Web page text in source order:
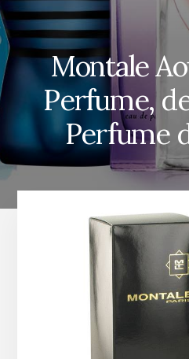
Montale
Perfume,
Perfume